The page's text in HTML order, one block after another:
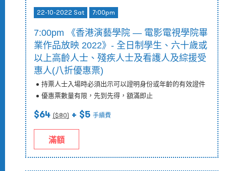
22-10-2022 Sat 7:00pm
7:00pm 《香港演藝學院 — 電影電視學院畢
業作品放映 2022》- 全日制學生、六十歲或
以上高齡人士、殘疾人士及看護人及綜援受
惠人(八折優惠票)
持票人士入場時必須出示可以證明身份或年齡的有效證件
優惠票數量有限，先到先得，額滿即止
$64 ($80) + $5 手續費
滿額